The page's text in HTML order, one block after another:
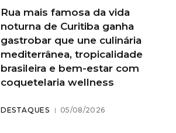
Rua mais famosa da vida
noturna de Curitiba ganha
gastrobar que une culinária
mediterrânea, tropicalidade
brasileira e bem-estar com
coquetelaria wellness
DESTAQUES 05/08/2026